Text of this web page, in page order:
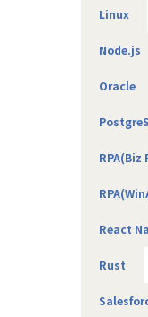
当社は社長を含め、
りたい」という想い
働き方を考慮して下
・9割以上がリモート
・有給消化日数は
【業務の変更の範囲】
Linux
Node.js
Oracle
RPA(Biz
React
Rust